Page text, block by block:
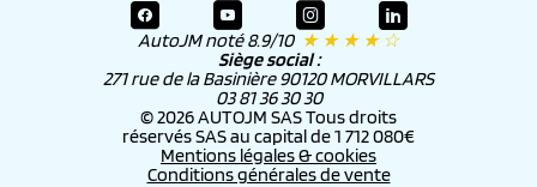
AutoJM noté 8.9/10 ★ ★ ★ ★ ☆
Siège social :
271 rue de la Basinière 90120 MORVILLARS
03 81 36 30 30
© 2026 AUTOJM SAS Tous droits
réservés SAS au capital de 1 712 080€
Mentions légales & cookies
Conditions générales de vente